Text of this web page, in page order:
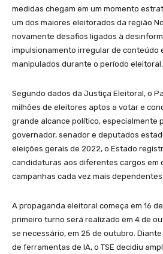
medidas chegam em um momento
um dos maiores eleitorados da região
novamente desafios ligados à
impulsionamento irregular de conteúdo
manipulados durante o período eleitoral.
Segundo dados da Justiça Eleitoral, o
milhões de eleitores aptos a votar e
grande alcance político, especialmente
governador, senador e deputados
eleições gerais de 2022, o Estado
candidaturas aos diferentes cargos em
campanhas cada vez mais
A propaganda eleitoral começa em 16
primeiro turno será realizado em 4 de
se necessário, em 25 de outubro.
de ferramentas de IA, o TSE decidiu